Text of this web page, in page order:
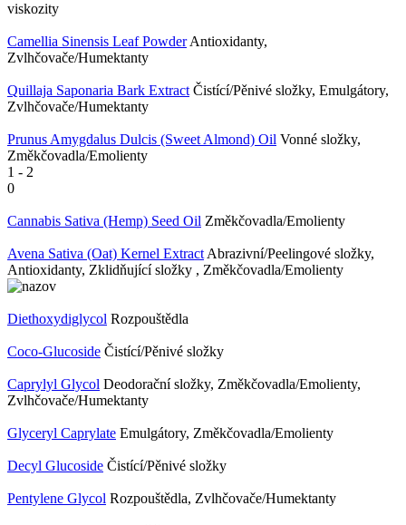
viskozity
Camellia Sinensis Leaf Powder Antioxidanty,
Zvlhčovače/Humektanty
Quillaja Saponaria Bark Extract Čistící/Pěnivé složky, Emulgátory,
Zvlhčovače/Humektanty
Prunus Amygdalus Dulcis (Sweet Almond) Oil Vonné složky,
Změkčovadla/Emolienty
1 - 2
0
Cannabis Sativa (Hemp) Seed Oil Změkčovadla/Emolienty
Avena Sativa (Oat) Kernel Extract Abrazivní/Peelingové složky,
Antioxidanty, Zklidňující složky , Změkčovadla/Emolienty
Diethoxydiglycol Rozpouštědla
Coco-Glucoside Čistící/Pěnivé složky
Caprylyl Glycol Deodorační složky, Změkčovadla/Emolienty,
Zvlhčovače/Humektanty
Glyceryl Caprylate Emulgátory, Změkčovadla/Emolienty
Decyl Glucoside Čistící/Pěnivé složky
Pentylene Glycol Rozpouštědla, Zvlhčovače/Humektanty